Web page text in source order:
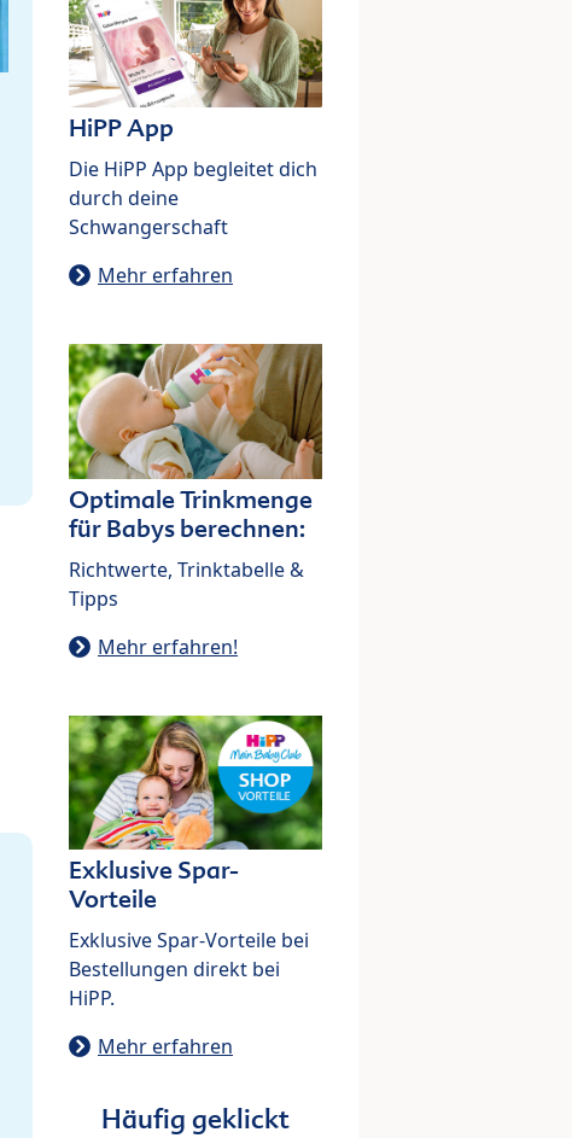
HiPP App
Die HiPP App begleitet dich
durch deine
Schwangerschaft
Mehr erfahren
Optimale Trinkmenge
für Babys berechnen:
Richtwerte, Trinktabelle &
Tipps
Mehr erfahren!
Exklusive Spar-
Vorteile
Exklusive Spar-Vorteile bei
Bestellungen direkt bei
HiPP.
Mehr erfahren
Häufig geklickt